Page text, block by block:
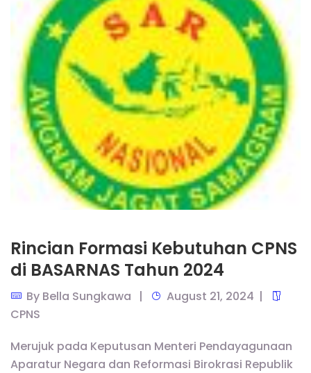
Rincian Formasi Kebutuhan CPNS
di BASARNAS Tahun 2024
By Bella Sungkawa
August 21, 2024
CPNS
Merujuk pada Keputusan Menteri Pendayagunaan
Aparatur Negara dan Reformasi Birokrasi Republik